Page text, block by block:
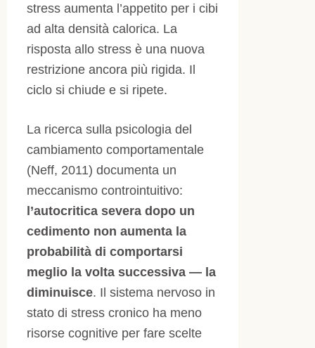
stress aumenta l’appetito per i cibi
ad alta densità calorica. La
risposta allo stress è una nuova
restrizione ancora più rigida. Il
ciclo si chiude e si ripete.
La ricerca sulla psicologia del
cambiamento comportamentale
(Neff, 2011) documenta un
meccanismo controintuitivo:
l’autocritica severa dopo un
cedimento non aumenta la
probabilità di comportarsi
meglio la volta successiva — la
diminuisce. Il sistema nervoso in
stato di stress cronico ha meno
risorse cognitive per fare scelte